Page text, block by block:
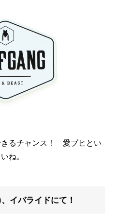
るチャンス！ 愛ブヒとい
ね。
イバライドにて！